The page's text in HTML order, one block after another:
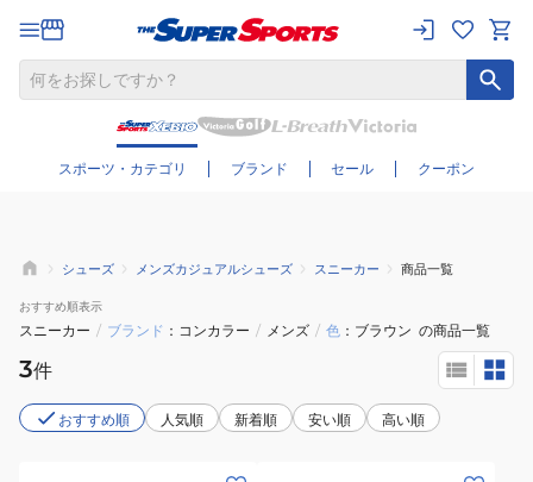
スポーツ・カテゴリ ブランド セール クーポン
さらに絞り込む
シューズ メンズカジュアルシューズ スニーカー 商品一覧
おすすめ順表示
スニーカー / ブランド コンカラー / メンズ / 色 ブラウン の商品一覧
3件
おすすめ順 人気順 新着順 安い順 高い順